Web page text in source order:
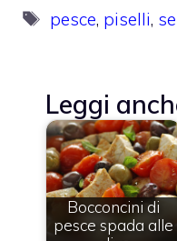
Tag
pesce, piselli,
Leggi
Bocconcini di
pesce spada alle